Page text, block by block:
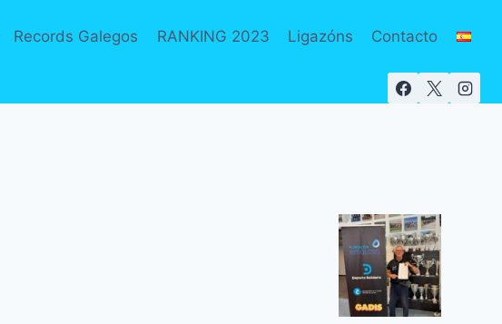
Records Galegos RANKING 2023 Ligazóns Contacto